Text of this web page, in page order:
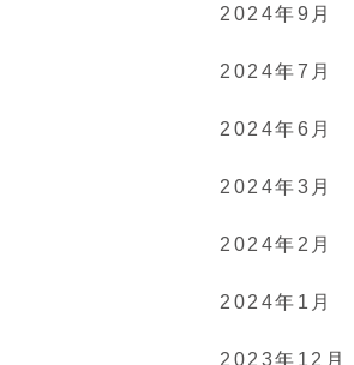
2024年9月
2024年7月
2024年6月
2024年3月
2024年2月
2024年1月
2023年12月